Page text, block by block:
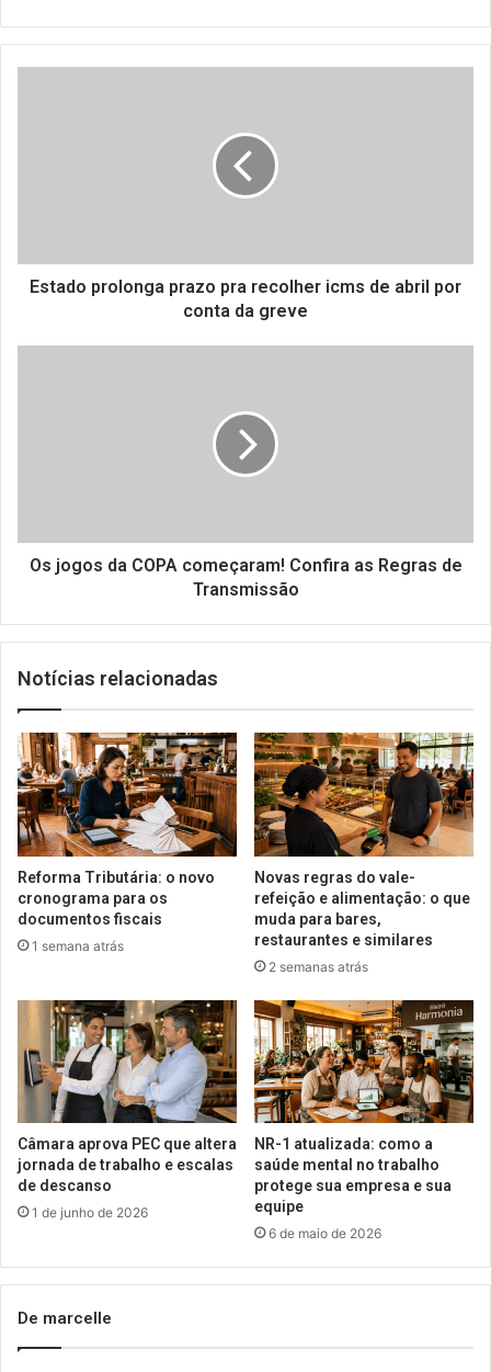
por
conta
Estado prolonga prazo pra recolher icms de abril por
conta da greve
de
Transmissão
Os jogos da COPA começaram! Confira as Regras de
Transmissão
Notícias relacionadas
Reforma Tributária: o novo
cronograma para os
documentos fiscais
1 semana atrás
Novas regras do vale-
refeição e alimentação: o que
muda para bares,
restaurantes e similares
2 semanas atrás
Câmara aprova PEC que altera
jornada de trabalho e escalas
de descanso
1 de junho de 2026
NR-1 atualizada: como a
saúde mental no trabalho
protege sua empresa e sua
equipe
6 de maio de 2026
De marcelle